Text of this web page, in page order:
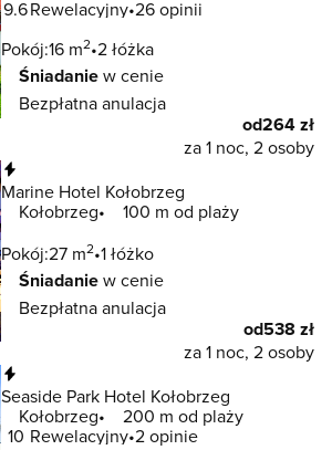
9.6Rewelacyjny 26 opinii
Pokój:16 m2 2 łóżka
Śniadaniew cenie
Bezpłatna anulacja
od264 zł
za 1 noc, 2 osoby
Marine Hotel Kołobrzeg
Kołobrzeg
100 m od plaży
Pokój:27 m2 1 łóżko
Śniadaniew cenie
Bezpłatna anulacja
od538 zł
za 1 noc, 2 osoby
Seaside Park Hotel Kołobrzeg
Kołobrzeg
200 m od plaży
10 Rewelacyjny 2 opinie